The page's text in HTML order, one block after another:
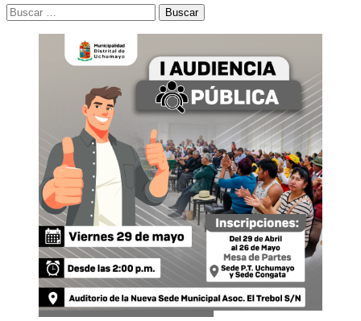
Buscar: